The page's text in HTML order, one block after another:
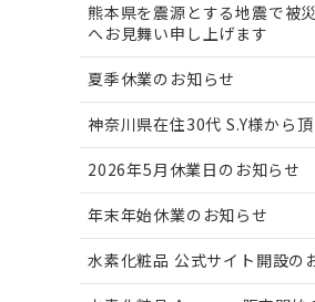
熊本県を震源とする地震で被
へお見舞い申し上げます
夏季休業のお知らせ
神奈川県在住30代 S.Y様から
2026年5月休業日のお知らせ
年末年始休業のお知らせ
水素化粧品 公式サイト開設の